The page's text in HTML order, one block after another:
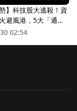
勢】科技股大逃殺！資
避風港，5大「通訊
勢狂飆
02:54